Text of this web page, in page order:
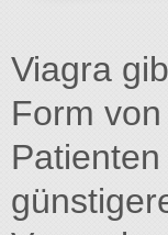
Viagra
Form